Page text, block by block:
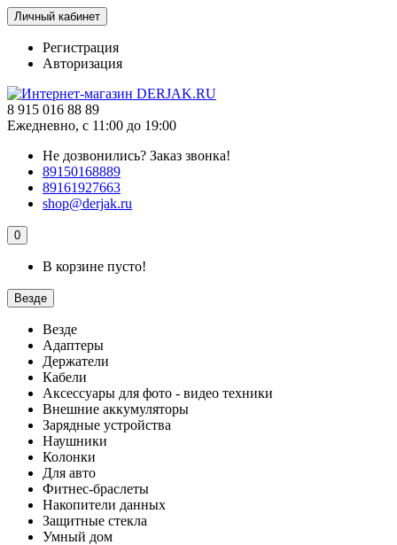
Личный кабинет
Регистрация
Авторизация
8 915 016 88 89
Ежедневно, с 11:00 до 19:00
Не дозвонились? Заказ звонка!
89150168889
89161927663
shop@derjak.ru
0
В корзине пусто!
Везде
Везде
Адаптеры
Держатели
Кабели
Аксессуары для фото - видео техники
Внешние аккумуляторы
Зарядные устройства
Наушники
Колонки
Для авто
Фитнес-браслеты
Накопители данных
Защитные стекла
Умный дом